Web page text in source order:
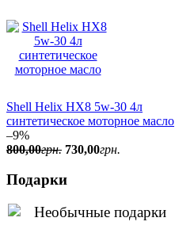
Shell Helix HX8 5w-30 4л
синтетическое моторное масло
–9%
800,00грн. 730,00грн.
Подарки